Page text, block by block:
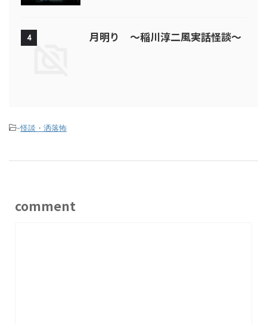
4 月明り ～稲川淳二風実話怪談～
-怪談・洒落怖
comment